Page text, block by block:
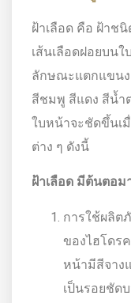
ฝ้าเลือด คือ ฝ้าช
เส้นเลือดฝอยบน
ลักษณะแตกแขนง
สีชมพู สีแดง สีน้ำ
ใบหน้าจะชัดขึ้นเ
ต่าง ๆ ดังนี้
ฝ้าเลือด มีต้นตอม
การใช้ผลิต
ของไฮโดร
หน้ามีสีจาง
เป็นรอยชัด